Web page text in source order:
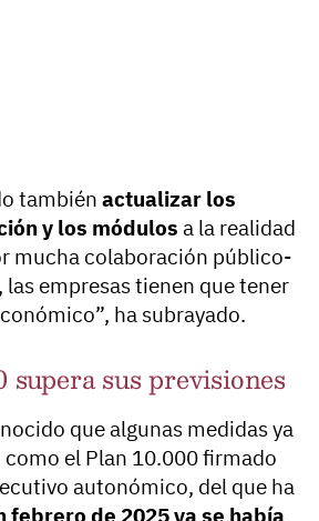
también actualizar los
y los módulos a la realidad
mucha colaboración público-
las empresas tienen que tener
ha subrayado.
supera sus previsiones
que algunas medidas ya
como el Plan 10.000 firmado
autonómico, del que ha
febrero de 2025 ya se había